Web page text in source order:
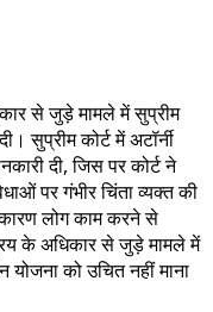
से जुड़े मामले में सुप्रीम
सुप्रीम कोर्ट में अटॉर्नी
दी, जिस पर कोर्ट ने
पर गंभीर चिंता व्यक्त की
लोग काम करने से
के अधिकार से जुड़े मामले में
को उचित नहीं माना